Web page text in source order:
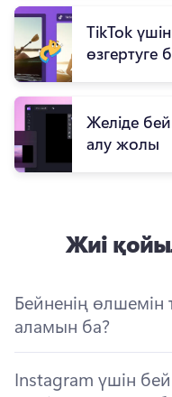
TikTok
өзгертуге
Желіде
алу жолы
Жиі
Бейненің өлшемін
аламын ба?
Instagram үшін